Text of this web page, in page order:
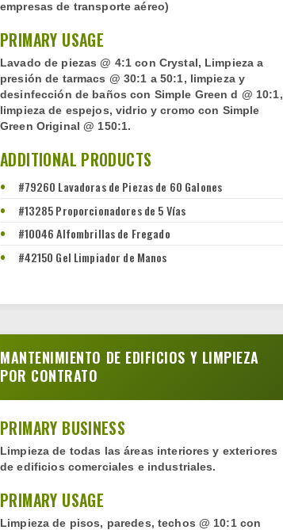
empresas de transporte aéreo)
PRIMARY USAGE
Lavado de piezas @ 4:1 con Crystal, Limpieza a
presión de tarmacs @ 30:1 a 50:1, limpieza y
desinfección de baños con Simple Green d @ 10:1,
limpieza de espejos, vidrio y cromo con Simple
Green Original @ 150:1.
ADDITIONAL PRODUCTS
#79260 Lavadoras de Piezas de 60 Galones
#13285 Proporcionadores de 5 Vías
#10046 Alfombrillas de Fregado
#42150 Gel Limpiador de Manos
MANTENIMIENTO DE EDIFICIOS Y LIMPIEZA
POR CONTRATO
PRIMARY BUSINESS
Limpieza de todas las áreas interiores y exteriores
de edificios comerciales e industriales.
PRIMARY USAGE
Limpieza de pisos, paredes, techos @ 10:1 con